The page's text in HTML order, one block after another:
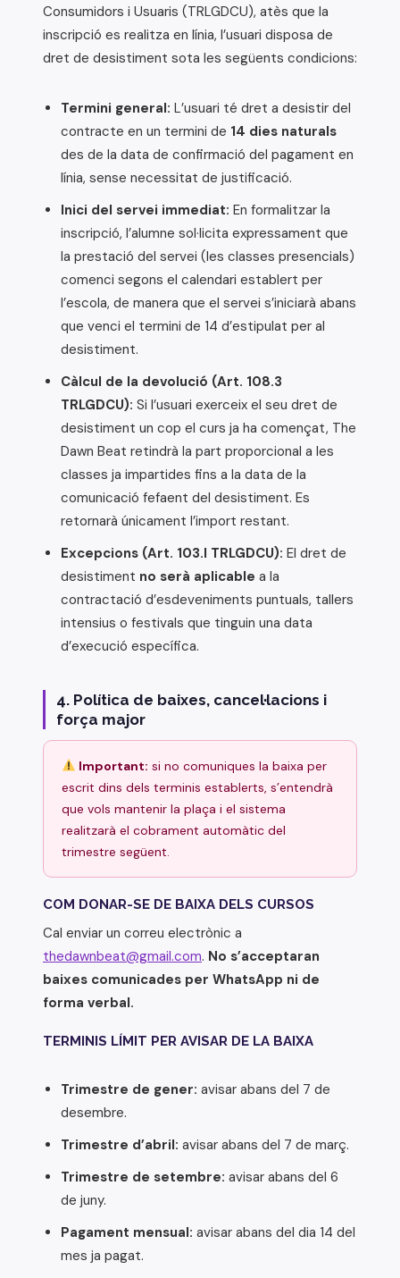
Consumidors i Usuaris (TRLGDCU), atès que la
inscripció es realitza en línia, l’usuari disposa de
dret de desistiment sota les següents condicions:
Termini general: L’usuari té dret a desistir del
contracte en un termini de 14 dies naturals
des de la data de confirmació del pagament en
línia, sense necessitat de justificació.
Inici del servei immediat: En formalitzar la
inscripció, l’alumne sol·licita expressament que
la prestació del servei (les classes presencials)
comenci segons el calendari establert per
l’escola, de manera que el servei s’iniciarà abans
que venci el termini de 14 d’estipulat per al
desistiment.
Càlcul de la devolució (Art. 108.3
TRLGDCU): Si l’usuari exerceix el seu dret de
desistiment un cop el curs ja ha començat, The
Dawn Beat retindrà la part proporcional a les
classes ja impartides fins a la data de la
comunicació fefaent del desistiment. Es
retornarà únicament l’import restant.
Excepcions (Art. 103.l TRLGDCU): El dret de
desistiment no serà aplicable a la
contractació d’esdeveniments puntuals, tallers
intensius o festivals que tinguin una data
d’execució específica.
4. Política de baixes, cancel·lacions i
força major
Important: si no comuniques la baixa per
escrit dins dels terminis establerts, s’entendrà
que vols mantenir la plaça i el sistema
realitzarà el cobrament automàtic del
trimestre següent.
COM DONAR-SE DE BAIXA DELS CURSOS
Cal enviar un correu electrònic a
thedawnbeat@gmail.com. No s’acceptaran
baixes comunicades per WhatsApp ni de
forma verbal.
TERMINIS LÍMIT PER AVISAR DE LA BAIXA
Trimestre de gener: avisar abans del 7 de
desembre.
Trimestre d’abril: avisar abans del 7 de març.
Trimestre de setembre: avisar abans del 6
de juny.
Pagament mensual: avisar abans del dia 14 del
mes ja pagat.